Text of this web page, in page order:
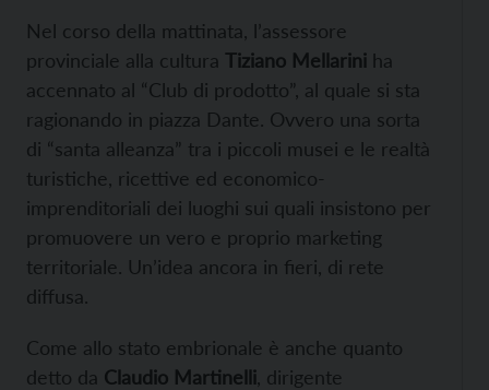
Nel corso della mattinata, l’assessore
provinciale alla cultura Tiziano Mellarini ha
accennato al “Club di prodotto”, al quale si sta
ragionando in piazza Dante. Ovvero una sorta
di “santa alleanza” tra i piccoli musei e le realtà
turistiche, ricettive ed economico-
imprenditoriali dei luoghi sui quali insistono per
promuovere un vero e proprio marketing
territoriale. Un’idea ancora in fieri, di rete
diffusa.
Come allo stato embrionale è anche quanto
detto da Claudio Martinelli , dirigente